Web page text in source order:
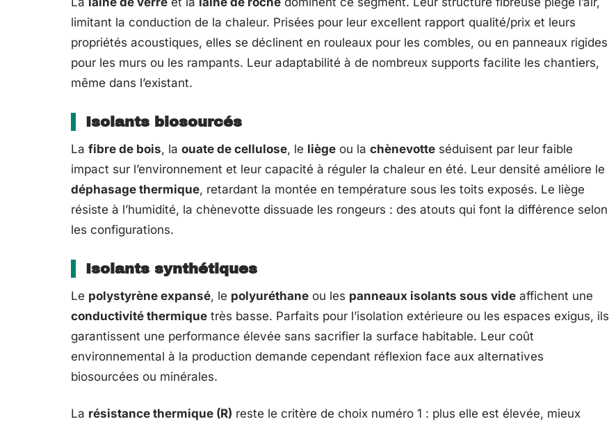
limitant la conduction de la chaleur. Prisées pour leur excellent rapport qualité/prix et leurs
propriétés acoustiques, elles se déclinent en rouleaux pour les combles, ou en panneaux rigides
pour les murs ou les rampants. Leur adaptabilité à de nombreux supports facilite les chantiers,
même dans l’existant.
Isolants biosourcés
La fibre de bois, la ouate de cellulose, le liège ou la chènevotte séduisent par leur faible
impact sur l’environnement et leur capacité à réguler la chaleur en été. Leur densité améliore le
déphasage thermique, retardant la montée en température sous les toits exposés. Le liège
résiste à l’humidité, la chènevotte dissuade les rongeurs : des atouts qui font la différence selon
les configurations.
Isolants synthétiques
Le polystyrène expansé, le polyuréthane ou les panneaux isolants sous vide affichent une
conductivité thermique très basse. Parfaits pour l’isolation extérieure ou les espaces exigus, ils
garantissent une performance élevée sans sacrifier la surface habitable. Leur coût
environnemental à la production demande cependant réflexion face aux alternatives
biosourcées ou minérales.
La résistance thermique (R) reste le critère de choix numéro 1 : plus elle est élevée, mieux